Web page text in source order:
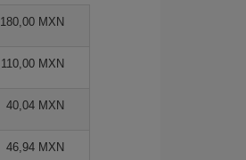
180,00 MXN
110,00 MXN
40,04 MXN
46,94 MXN